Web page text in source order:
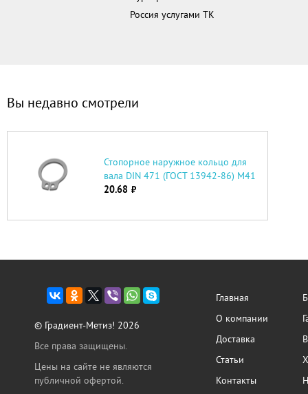
Россия услугами ТК
Вы недавно смотрели
Стопорное наружное кольцо для
вала DIN 471 (ГОСТ 13942-86) М41
20.68 руб.
© Градиент-Метиз! 2026
Все права защищены.
Цены на сайте не являются
публичной офертой.
Главная
О компании
Доставка
Статьи
Контакты